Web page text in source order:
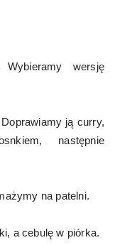
wersję
ją curry,
następnie
na patelni.
a cebulę w piórka.